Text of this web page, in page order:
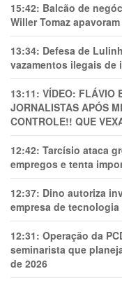
15:42: Balcão de
Willer Tomaz
13:34: Defesa de
vazamentos ilegais
13:11: VÍDEO: FLÁVIO
JORNALISTAS APÓS
CONTROLE!! QUE
12:42: Tarcísio ataca
empregos e tenta
12:37: Dino autoriza
empresa de
12:31: Operação da
seminarista que
de 2026